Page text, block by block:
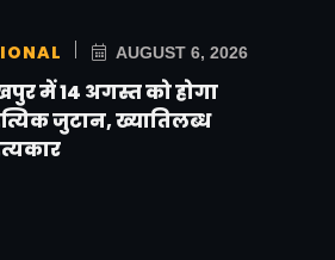
AUGUST 6, 2026
में 14 अगस्त को होगा
जुटान, ख्यातिलब्ध